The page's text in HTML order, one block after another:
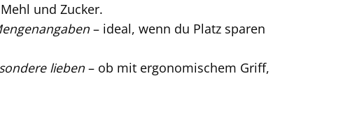
und Zucker.
– ideal, wenn du Platz sparen
lieben– ob mit ergonomischem Griff,